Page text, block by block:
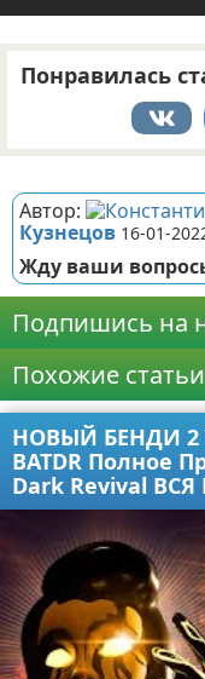
Понравилась
Автор:
Кузнецов 16-01-
Жду ваши
Подпишись на
Похожие статьи
НОВЫЙ БЕНДИ
BATDR Полное
Dark Revival